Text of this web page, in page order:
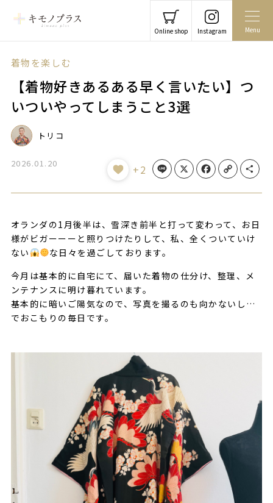
Online shop Instagram Menu
着物を楽しむ
【着物好きあるある早く言いたい】つ
いついやってしまうこと3選
トリコ
2026.01.20 +2 Line X Facebook Copy Link Share
オランダの1月後半は、雪深き前半と打って変わって、お日
様がビガーーーと照りつけたりして、私、全くついていけ
ない
な日々を過ごしております。
今月は基本的に自宅にて、届いた着物の仕分け、整理、メ
ンテナンスに明け暮れています。
基本的に暗いご陽気なので、写真を撮るのも向かないし…
でおこもりの毎日です。